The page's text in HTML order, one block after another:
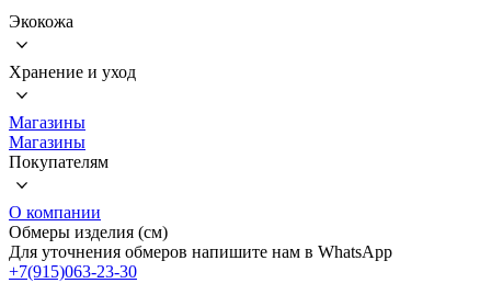
Экокожа
Хранение и уход
Магазины
Магазины
Покупателям
О компании
Обмеры изделия (см)
Для уточнения обмеров напишите нам в WhatsApp
+7(915)063-23-30